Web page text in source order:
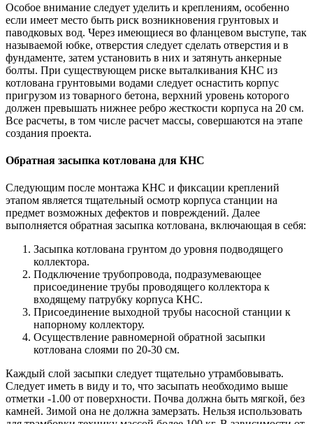
Особое внимание следует уделить и креплениям, особенно
если имеет место быть риск возникновения грунтовых и
паводковых вод. Через имеющиеся во фланцевом выступе, так
называемой юбке, отверстия следует сделать отверстия и в
фундаменте, затем установить в них и затянуть анкерные
болты. При существующем риске выталкивания КНС из
котлована грунтовыми водами следует оснастить корпус
пригрузом из товарного бетона, верхний уровень которого
должен превышать нижнее ребро жесткости корпуса на 20 см.
Все расчеты, в том числе расчет массы, совершаются на этапе
создания проекта.
Обратная засыпка котлована для КНС
Следующим после монтажа КНС и фиксации креплений
этапом является тщательный осмотр корпуса станции на
предмет возможных дефектов и повреждений. Далее
выполняется обратная засыпка котлована, включающая в себя:
Засыпка котлована грунтом до уровня подводящего
коллектора.
Подключение трубопровода, подразумевающее
присоединение трубы проводящего коллектора к
входящему патрубку корпуса КНС.
Присоединение выходной трубы насосной станции к
напорному коллектору.
Осуществление равномерной обратной засыпки
котлована слоями по 20-30 см.
Каждый слой засыпки следует тщательно утрамбовывать.
Следует иметь в виду и то, что засыпать необходимо выше
отметки -1.00 от поверхности. Почва должна быть мягкой, без
камней. Зимой она не должна замерзать. Нельзя использовать